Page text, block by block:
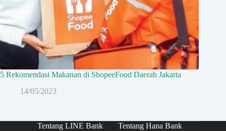
5 Rekomendasi Makanan di ShopeeFood Daerah Jakarta
14/05/2023
Tentang LINE Bank
Tentang Hana Bank